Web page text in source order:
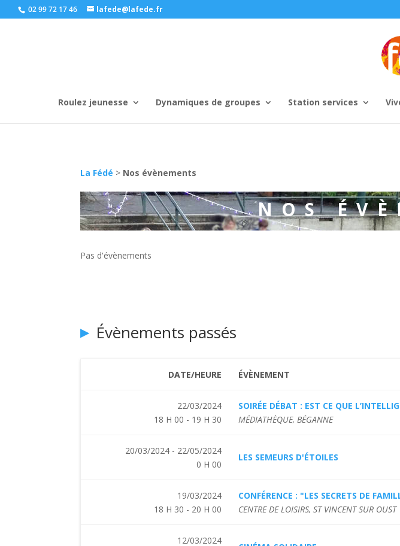
02 99 72 17 46 lafede@lafede.fr
Roulez jeunesse Dynamiques de groupes Station services
La Fédé > Nos évènements
NOS
Pas d'évènements
Évènements passés
DATE/HEURE ÉVÈNEMENT
22/03/2024
18 H 00 - 19 H 30
SOIRÉE DÉBAT : EST CE QUE
MÉDIATHÈQUE, BÉGANNE
20/03/2024 - 22/05/2024
0 H 00
LES SEMEURS D'ÉTOILES
19/03/2024
18 H 30 - 20 H 00
CONFÉRENCE : "LES SECRETS DE
CENTRE DE LOISIRS, ST VINCENT SUR OUST
12/03/2024